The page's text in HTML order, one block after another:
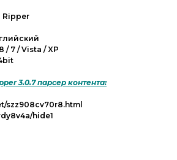
Ripper
/ 7 / Vista / XP
3.0.7 парсер контента:
szz908cv70r8.html
hide1